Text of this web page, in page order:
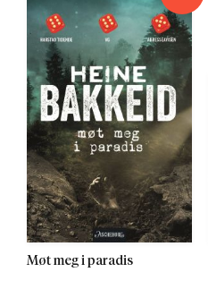
Møt meg i paradis